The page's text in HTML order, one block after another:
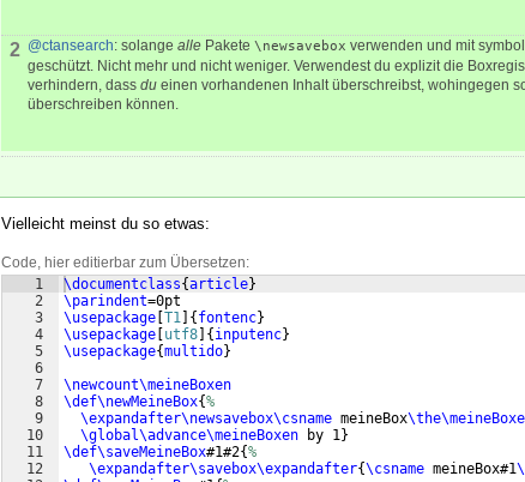
2 @ctansearch: solange alle Pakete \newsavebox verwenden und mit
geschützt. Nicht mehr und nicht weniger. Verwendest du explizit die
verhindern, dass du einen vorhandenen Inhalt überschreibst, wohingegen
überschreiben können.
Vielleicht meinst du so etwas:
Code, hier editierbar zum Übersetzen:
1
2
3
4
5
6
7
8
9
10
11
12
\documentclass{article}
\parindent=0pt
\usepackage T1 { fontenc}
\usepackage utf8 { inputenc}
\usepackage{multido}
\newcount\meineBoxen
\def\newMeineBox{%
\expandafter\newsavebox\csname meineBox
\global\advance\meineBoxen by 1}
\def\saveMeineBox#1#2{%
\expandafter\savebox\expandafter{\csname meineBox#1